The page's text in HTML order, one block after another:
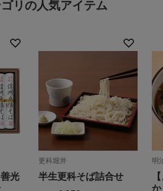
リの人気アイテム
光
更科堀井
半生更科そば詰合せ
明